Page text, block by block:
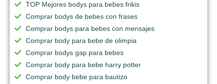
TOP Mejores bodys para bebes frikis
Comprar bodys de bebes con frases
Comprar bodys para bebes con mensajes
Comprar body para bebe de olimpia
Comprar bodys gap para bebes
Comprar body para bebe harry potter
Comprar body bebe para bautizo